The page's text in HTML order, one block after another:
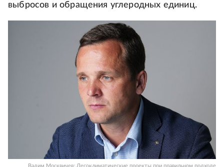
выбросов и обращения углеродных единиц.